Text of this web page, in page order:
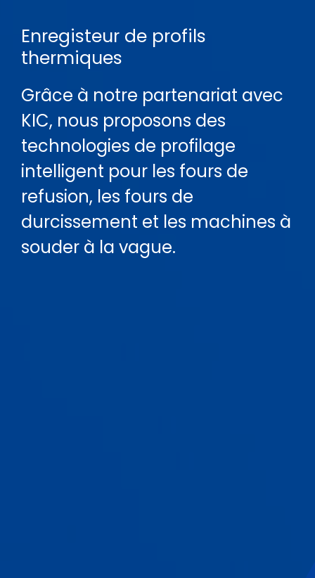
Enregisteur de profils
thermiques
Grâce à notre partenariat avec
KIC, nous proposons des
technologies de profilage
intelligent pour les fours de
refusion, les fours de
durcissement et les machines à
souder à la vague.